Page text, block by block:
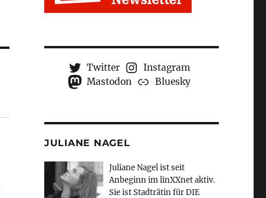
Twitter
Instagram
Mastodon
Bluesky
JULIANE NAGEL
Juliane Nagel ist seit
Anbeginnim linXXnet aktiv.
Sie ist Stadträtin für DIE